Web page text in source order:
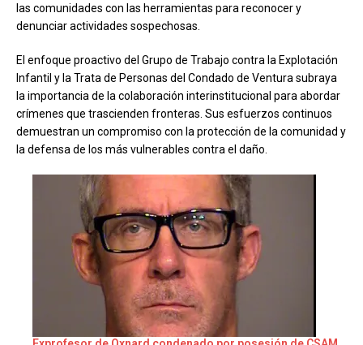
las comunidades con las herramientas para reconocer y
denunciar actividades sospechosas.
El enfoque proactivo del Grupo de Trabajo contra la Explotación
Infantil y la Trata de Personas del Condado de Ventura subraya
la importancia de la colaboración interinstitucional para abordar
crímenes que trascienden fronteras. Sus esfuerzos continuos
demuestran un compromiso con la protección de la comunidad y
la defensa de los más vulnerables contra el daño.